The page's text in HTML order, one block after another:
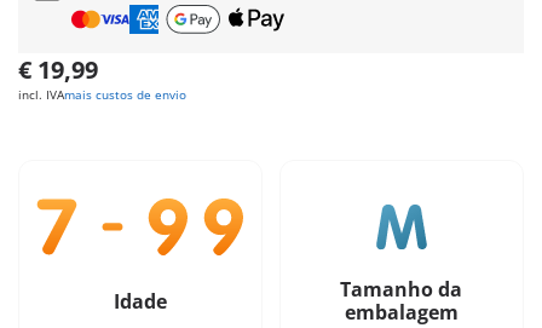
€ 19,99
incl. IVAmais custos de envio
Idade
Tamanho da
embalagem